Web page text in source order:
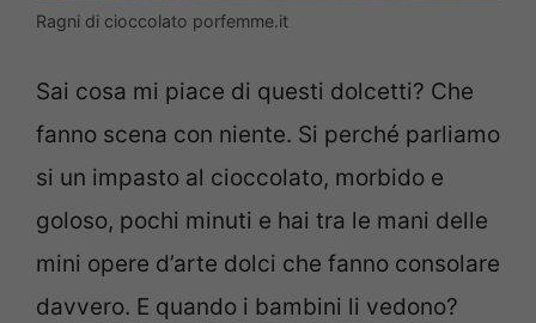
Ragni di cioccolato porfemme.it
Sai cosa mi piace di questi dolcetti? Che
fanno scena con niente. Si perché parliamo
si un impasto al cioccolato, morbido e
goloso, pochi minuti e hai tra le mani delle
mini opere d’arte dolci che fanno consolare
davvero. E quando i bambini li vedono?